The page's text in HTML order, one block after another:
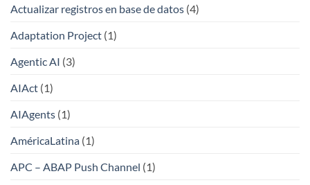
Actualizar registros en base de datos (4)
Adaptation Project (1)
Agentic AI (3)
AIAct (1)
AIAgents (1)
AméricaLatina (1)
APC – ABAP Push Channel (1)